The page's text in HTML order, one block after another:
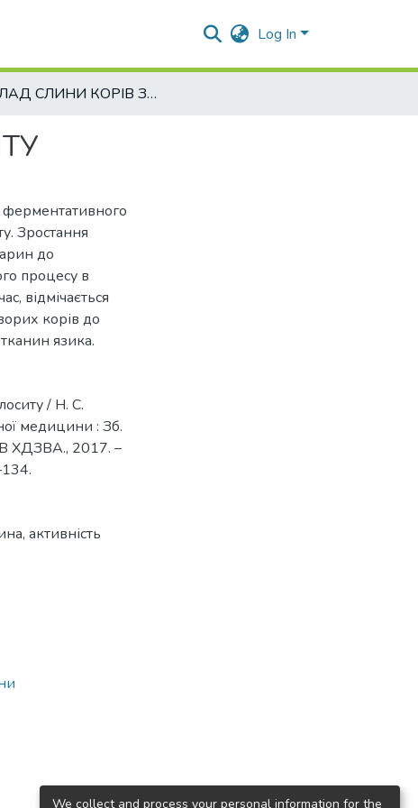
Log In
СКЛАД СЛИНИ КОРІВ ЗА ВИРАЗКОВОГО ГЛОСИТУ
ферментативного
Зростання
до
процесу в
відмічається
корів до
язика.
/ Н. С.
медицини : Зб.
ХДЗВА., 2017. –
активність
We collect and process your personal information for the